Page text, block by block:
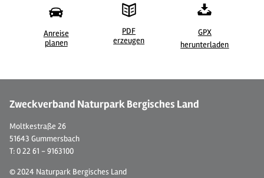
| Dominik Ketz
Anreise
planen
PDF
erzeugen
GPX
herunterladen
Zweckverband Naturpark Bergisches Land
Moltkestraße 26
51643 Gummersbach
T: 0 22 61 - 9163100
© 2024 Naturpark Bergisches Land